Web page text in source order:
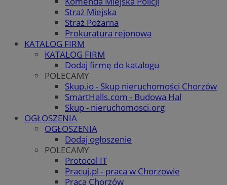
Straż Miejska
Straż Pożarna
Prokuratura rejonowa
KATALOG FIRM
KATALOG FIRM
Dodaj firmę do katalogu
POLECAMY
Skup.io - Skup nieruchomości Chorzów
SmartHalls.com - Budowa Hal
Skup - nieruchomosci.org
OGŁOSZENIA
OGŁOSZENIA
Dodaj ogłoszenie
POLECAMY
Protocol IT
Pracuj.pl - praca w Chorzowie
Praca Chorzów